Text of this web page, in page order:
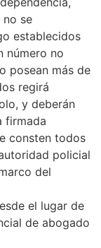
no se
establecidos
número no
posean más de
regirá
y deberán
firmada
consten todos
policial
del
el lugar de
de abogado